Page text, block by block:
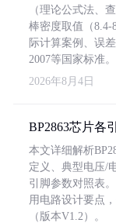
（理论公式法、
棒密度取值（8.4-
际计算案例、误
2007等国家标准。
2026年8月4日
BP2863芯片各
本文详细解析
定义、典型电压/
引脚参数对照表
用电路设计要点
（版本V1.2）。